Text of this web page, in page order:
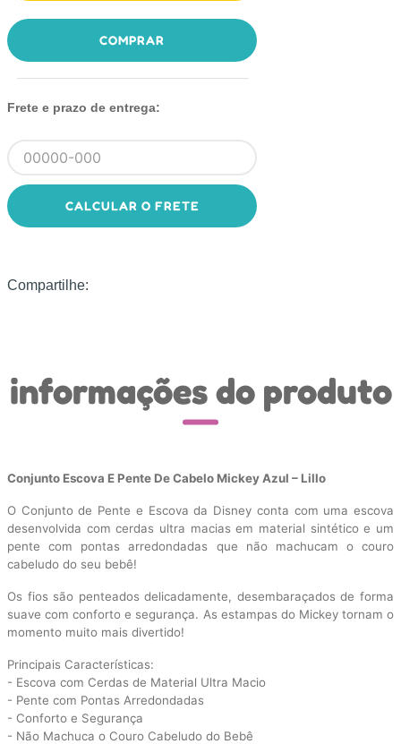
COMPRAR
Frete e prazo de entrega:
CALCULAR O FRETE
Compartilhe:
informações do produto
Conjunto Escova E Pente De Cabelo Mickey Azul – Lillo
O Conjunto de Pente e Escova da Disney conta com uma escova
desenvolvida com cerdas ultra macias em material sintético e um
pente com pontas arredondadas que não machucam o couro
cabeludo do seu bebê!
Os fios são penteados delicadamente, desembaraçados de forma
suave com conforto e segurança. As estampas do Mickey tornam o
momento muito mais divertido!
Principais Características:
- Escova com Cerdas de Material Ultra Macio
- Pente com Pontas Arredondadas
- Conforto e Segurança
- Não Machuca o Couro Cabeludo do Bebê